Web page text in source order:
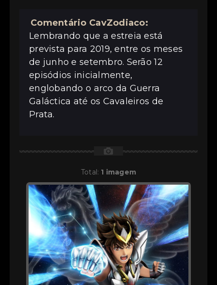
Comentário CavZodiaco:
Lembrando que a estreia está
prevista para 2019, entre os meses
de junho e setembro. Serão 12
episódios inicialmente,
englobando o arco da Guerra
Galáctica até os Cavaleiros de
Prata.
📷
Total: 1 imagem